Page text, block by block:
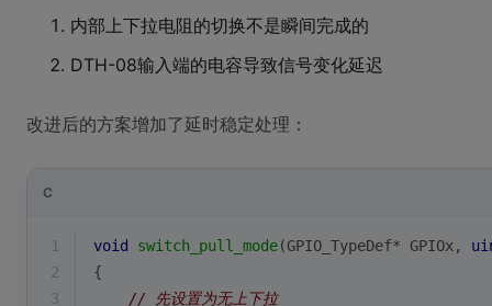
内部上下拉电阻的切换不是瞬间完成的
DTH-08输入端的电容导致信号变化延迟
改进后的方案增加了延时稳定处理：
C
1 void switch_pull_mode(GPIO_TypeDef* GPIOx,
2
{
3
// 先设置为无上下拉